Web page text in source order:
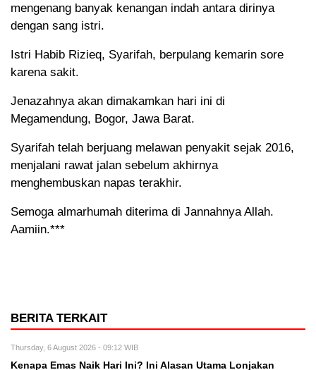
mengenang banyak kenangan indah antara dirinya
dengan sang istri.
Istri Habib Rizieq, Syarifah, berpulang kemarin sore
karena sakit.
Jenazahnya akan dimakamkan hari ini di
Megamendung, Bogor, Jawa Barat.
Syarifah telah berjuang melawan penyakit sejak 2016,
menjalani rawat jalan sebelum akhirnya
menghembuskan napas terakhir.
Semoga almarhumah diterima di Jannahnya Allah.
Aamiin.***
BERITA TERKAIT
Thursday, 6 August 2026 - 09:12 WIB
Kenapa Emas Naik Hari Ini? Ini Alasan Utama Lonjakan